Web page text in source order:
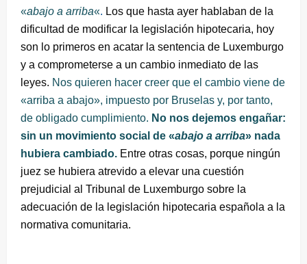
«abajo a arriba«. Los que hasta ayer hablaban de la
dificultad de modificar la legislación hipotecaria, hoy
son lo primeros en acatar la sentencia de Luxemburgo
y a comprometerse a un cambio inmediato de las
leyes. Nos quieren hacer creer que el cambio viene de
«arriba a abajo», impuesto por Bruselas y, por tanto,
de obligado cumplimiento. No nos dejemos engañar:
sin un movimiento social de «abajo a arriba» nada
hubiera cambiado. Entre otras cosas, porque ningún
juez se hubiera atrevido a elevar una cuestión
prejudicial al Tribunal de Luxemburgo sobre la
adecuación de la legislación hipotecaria española a la
normativa comunitaria.